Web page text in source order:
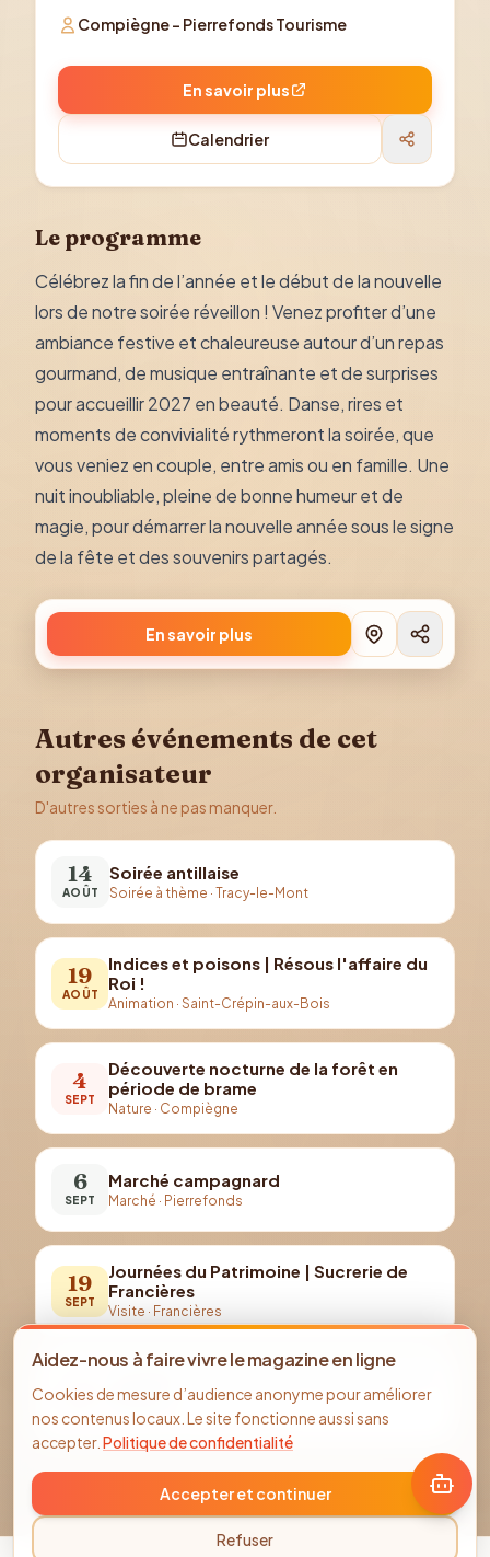
Compiègne - Pierrefonds Tourisme
En savoir plus
Calendrier
Le programme
Célébrez la fin de l’année et le début de la nouvelle
lors de notre soirée réveillon ! Venez profiter d’une
ambiance festive et chaleureuse autour d’un repas
gourmand, de musique entraînante et de surprises
pour accueillir 2027 en beauté. Danse, rires et
moments de convivialité rythmeront la soirée, que
vous veniez en couple, entre amis ou en famille. Une
nuit inoubliable, pleine de bonne humeur et de
magie, pour démarrer la nouvelle année sous le signe
de la fête et des souvenirs partagés.
En savoir plus
Autres événements de cet
organisateur
D'autres sorties à ne pas manquer.
14
AOÛT
Soirée antillaise
Soirée à thème · Tracy-le-Mont
19
AOÛT
Indices et poisons | Résous l'affaire du
Roi !
Animation · Saint-Crépin-aux-Bois
4
SEPT
Découverte nocturne de la forêt en
période de brame
Nature · Compiègne
6
SEPT
Marché campagnard
Marché · Pierrefonds
19
SEPT
Journées du Patrimoine | Sucrerie de
Francières
Visite · Francières
19
Journées du Patrimoine | Musée Antoine
Vivenel
Visite guidée · Compiègne
Aidez-nous à faire vivre le magazine en ligne
Cookies de mesure d’audience anonyme pour améliorer
nos contenus locaux. Le site fonctionne aussi sans
accepter. Politique de confidentialité
Refuser
Accepter et continuer